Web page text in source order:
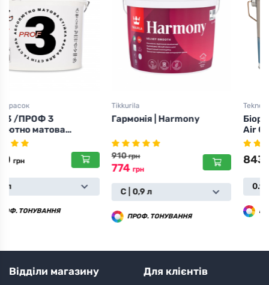
Tikkurila
Гармонія | Harmony
774
910
Біора Ейр Сеілінг | Biora
0.9 л
Відділи магазину Для клієнтів